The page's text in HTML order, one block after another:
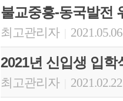
불교중흥-동국발전
최고관리자
2021년 신입생 입
최고관리자